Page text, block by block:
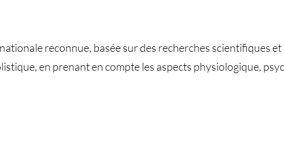
reconnue, basée sur des recherches scientifiques et
en prenant en compte les aspects physiologique,